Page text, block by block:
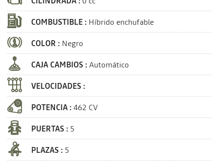
COMBUSTIBLE : Híbrido enchufable
COLOR : Negro
CAJA CAMBIOS : Automático
VELOCIDADES :
POTENCIA :462 CV
PUERTAS : 5
PLAZAS : 5